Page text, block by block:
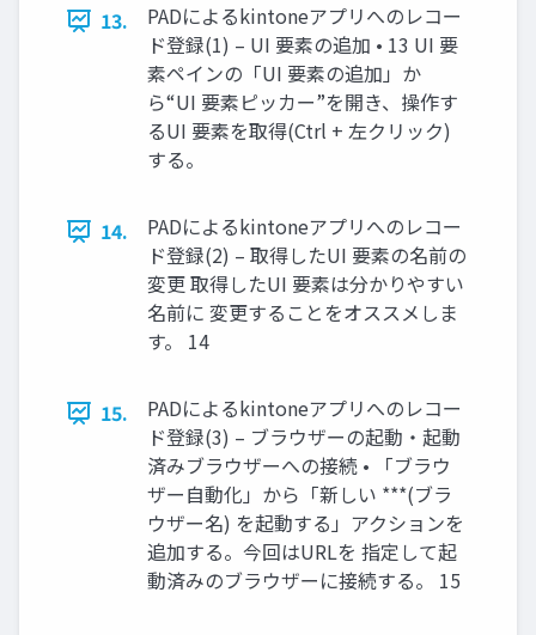
13.
PADによるkintoneアプリへのレコー
ド登録(1) – UI 要素の追加 • 13 UI 要
素ペインの「UI 要素の追加」か
ら“UI 要素ピッカー”を開き、操作す
るUI 要素を取得(Ctrl + 左クリック)
する。
14.
PADによるkintoneアプリへのレコー
ド登録(2) – 取得したUI 要素の名前の
変更 取得したUI 要素は分かりやすい
名前に 変更することをオススメしま
す。 14
15.
PADによるkintoneアプリへのレコー
ド登録(3) – ブラウザーの起動・起動
済みブラウザーへの接続 • 「ブラウ
ザー自動化」から「新しい ***(ブラ
ウザー名) を起動する」アクションを
追加する。今回はURLを 指定して起
動済みのブラウザーに接続する。 15